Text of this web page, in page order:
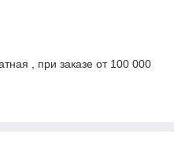
, при заказе от 100 000